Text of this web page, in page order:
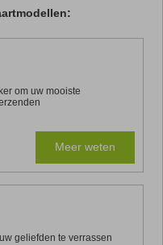
om uw mooiste
Meer weten
geliefden te verrassen